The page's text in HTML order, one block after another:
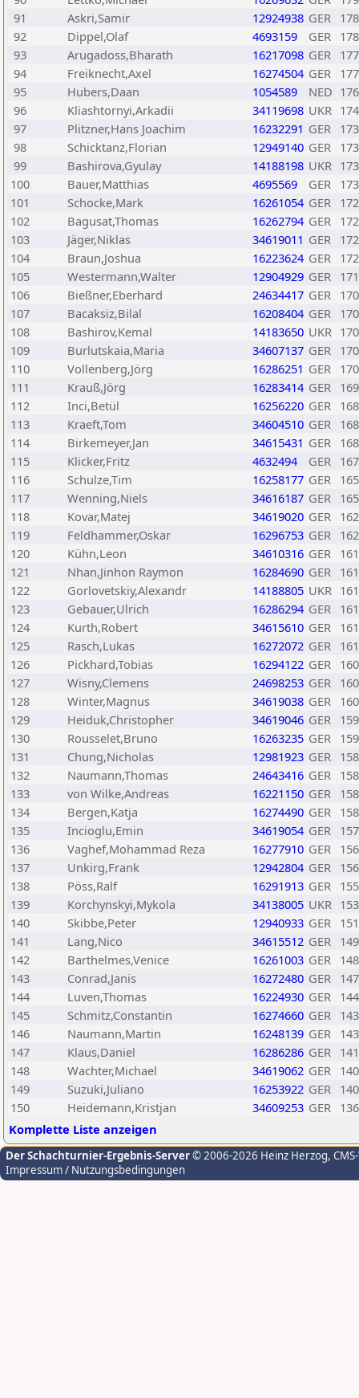
91
Askri,Samir 12924938 GER
92
Dippel,Olaf 4693159 GER
93
Arugadoss,Bharath 16217098 GER
94
Freiknecht,Axel 16274504 GER
95
Hubers,Daan 1054589 NED
96
Kliashtornyi,Arkadii 34119698 UKR
97
Plitzner,Hans Joachim 16232291 GER
98
Schicktanz,Florian 12949140 GER
99
Bashirova,Gyulay 14188198 UKR
100
Bauer,Matthias 4695569 GER
101
Schocke,Mark 16261054 GER
102
Bagusat,Thomas 16262794 GER
103
Jäger,Niklas 34619011 GER
104
Braun,Joshua 16223624 GER
105
Westermann,Walter 12904929 GER
106
Bießner,Eberhard 24634417 GER
107
Bacaksiz,Bilal 16208404 GER
108
Bashirov,Kemal 14183650 UKR
109
Burlutskaia,Maria 34607137 GER
110
Vollenberg,Jörg 16286251 GER
111
Krauß,Jörg 16283414 GER
112
Inci,Betül 16256220 GER
113
Kraeft,Tom 34604510 GER
114
Birkemeyer,Jan 34615431 GER
115
Klicker,Fritz 4632494 GER
116
Schulze,Tim 16258177 GER
117
Wenning,Niels 34616187 GER
118
Kovar,Matej 34619020 GER
119
Feldhammer,Oskar 16296753 GER
120
Kühn,Leon 34610316 GER
121
Nhan,Jinhon Raymon 16284690 GER
122
Gorlovetskiy,Alexandr 14188805 UKR
123
Gebauer,Ulrich 16286294 GER
124
Kurth,Robert 34615610 GER
125
Rasch,Lukas 16272072 GER
126
Pickhard,Tobias 16294122 GER
127
Wisny,Clemens 24698253 GER
128
Winter,Magnus 34619038 GER
129
Heiduk,Christopher 34619046 GER
130
Rousselet,Bruno 16263235 GER
131
Chung,Nicholas 12981923 GER
132
Naumann,Thomas 24643416 GER
133
von Wilke,Andreas 16221150 GER
134
Bergen,Katja 16274490 GER
135
Incioglu,Emin 34619054 GER
136
Vaghef,Mohammad Reza 16277910 GER
137
Unkirg,Frank 12942804 GER
138
Pöss,Ralf 16291913 GER
139
Korchynskyi,Mykola 34138005 UKR
140
Skibbe,Peter 12940933 GER
141
Lang,Nico 34615512 GER
142
Barthelmes,Venice 16261003 GER
143
Conrad,Janis 16272480 GER
144
Luven,Thomas 16224930 GER
145
Schmitz,Constantin 16274660 GER
146
Naumann,Martin 16248139 GER
147
Klaus,Daniel 16286286 GER
148
Wachter,Michael 34619062 GER
149
Suzuki,Juliano 16253922 GER
150
Heidemann,Kristjan 34609253 GER
Komplette Liste anzeigen
Der Schachturnier-Ergebnis-Server© 2006-2026 Heinz Herzog,
Impressum / Nutzungsbedingungen